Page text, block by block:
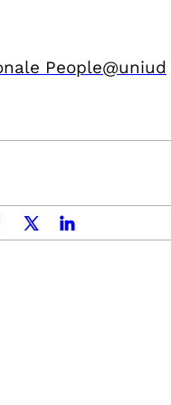
People@uniud
x.comlinkedin